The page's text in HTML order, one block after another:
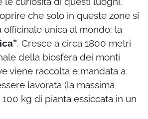
che solo in queste zone si
officinale unica al mondo: la
. Cresce a circa 1800 metri
della biosfera dei monti
viene raccolta e mandata a
lavorata (la massima
kg di pianta essiccata in un